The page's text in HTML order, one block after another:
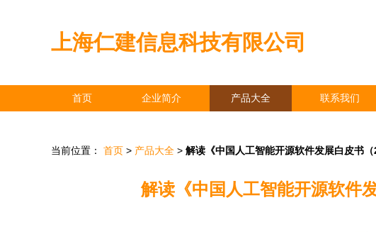
上海仁建信息科技有限公司
首页 企业简介 产品大全 联系我们
当前位置： 首页 > 产品大全 > 解读《中国人工智能开源软件发展白皮书
解读《中国人工智能开源软件